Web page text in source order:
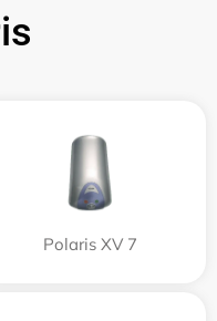
Polaris XV 7